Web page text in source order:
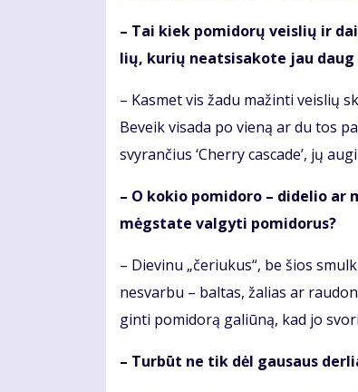
– Tai kiek po­mi­do­rų veis­lių ir
lių, ku­rių ne­at­si­sa­ko­te jau
– Kas­met vis ža­du ma­žin­ti veis­lių
Be­veik vi­sa­da po vie­ną ar du tos
svy­ran­čius ‘Cher­ry cas­ca­de’, jų
– O ko­kio po­mi­do­ro – di­de­lio ar
mėgs­ta­te val­gy­ti po­mi­do­rus?
– Die­vi­nu „če­riu­kus“, be šios
ne­svar­bu – bal­tas, ža­lias ar
gin­ti po­mi­do­rą ga­liū­ną, kad jo
– Tur­būt ne tik dėl gau­saus